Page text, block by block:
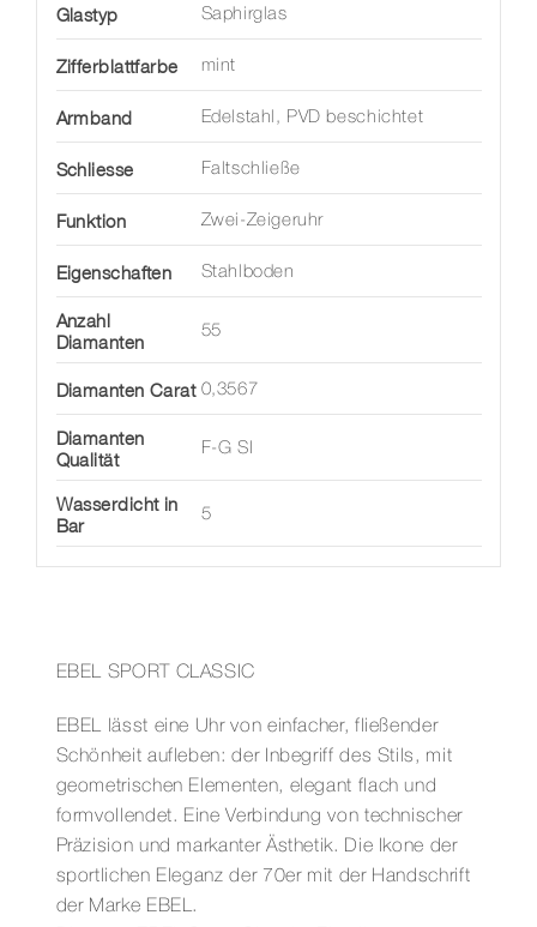
Glastyp Saphirglas
Zifferblattfarbe mint
Armband Edelstahl, PVD beschichtet
Schliesse Faltschließe
Funktion Zwei-Zeigeruhr
Eigenschaften Stahlboden
Anzahl
Diamanten
55
Diamanten Carat 0,3567
Diamanten
Qualität
F-G SI
Wasserdicht in
Bar
5
EBEL SPORT CLASSIC
EBEL lässt eine Uhr von einfacher, fließender
Schönheit aufleben: der Inbegriff des Stils, mit
geometrischen Elementen, elegant flach und
formvollendet. Eine Verbindung von technischer
Präzision und markanter Ästhetik. Die Ikone der
sportlichen Eleganz der 70er mit der Handschrift
der Marke EBEL.